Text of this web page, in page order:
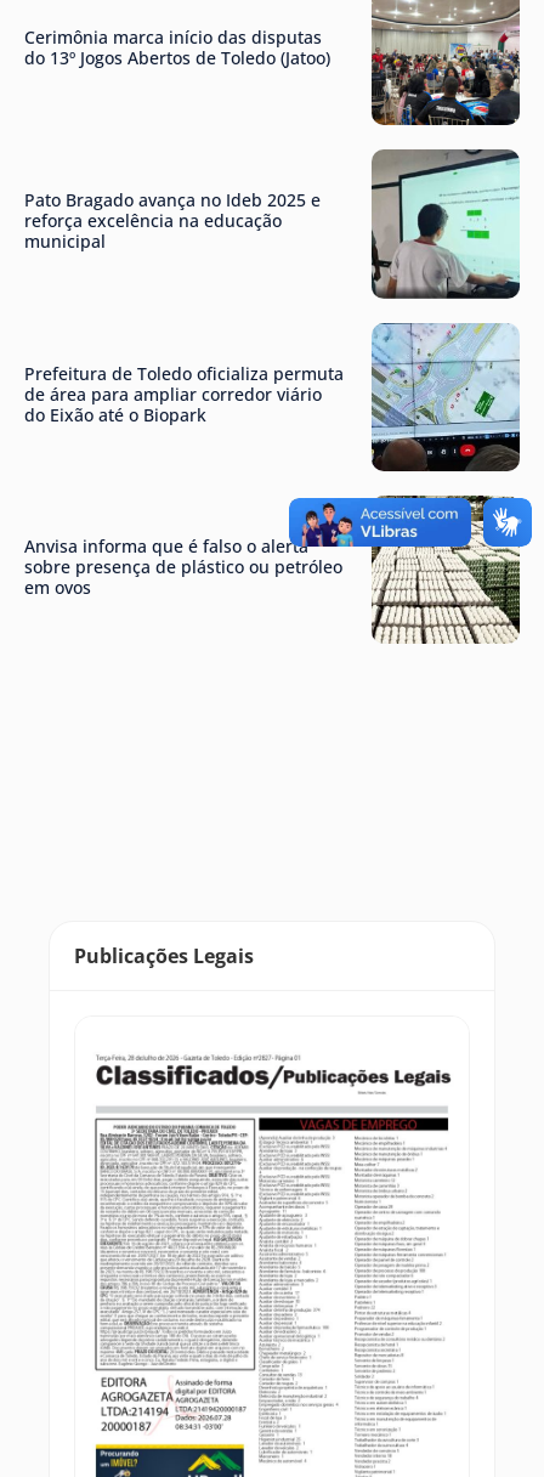
Cerimônia marca início das disputas
do 13º Jogos Abertos de Toledo (Jatoo)
Pato Bragado avança no Ideb 2025 e
reforça excelência na educação
municipal
Prefeitura de Toledo oficializa permuta
de área para ampliar corredor viário
do Eixão até o Biopark
Anvisa informa que é falso o alerta
sobre presença de plástico ou petróleo
em ovos
Publicações Legais